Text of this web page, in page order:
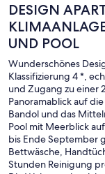
DESIGN
UND POOL
Wunderschönes
Klassifizierung 4 *,
und Zugang zu einer
Panoramablick auf
Bandol und das
Pool mit Meerblick
bis Ende September
Bettwäsche,
Stunden Reinigung